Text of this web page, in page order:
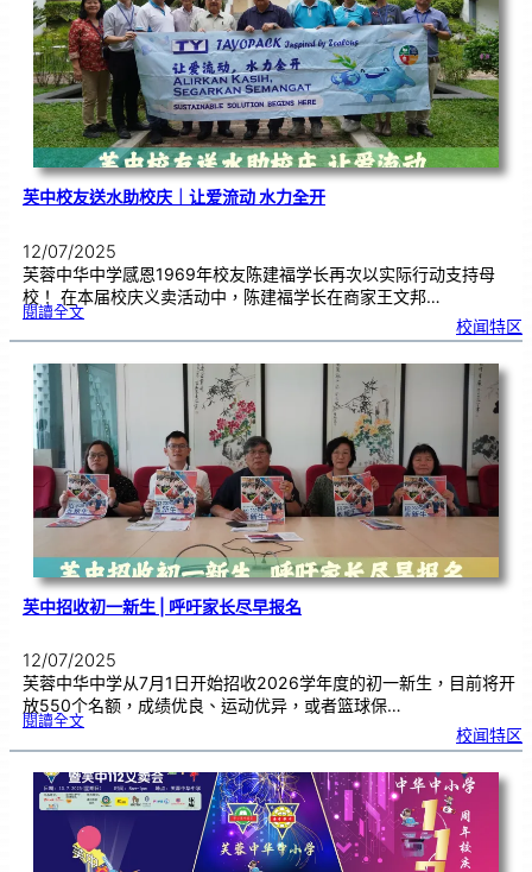
家
属
热
心
报
效
芙中校友送水助校庆｜让爱流动 水力全开
12/07/2025
芙蓉中华中学感恩1969年校友陈建福学长再次以实际行动支持母
校！ 在本届校庆义卖活动中，陈建福学长在商家王文邦…
閱讀全文:芙
友
水
助
校
庆
｜
让
爱
流
动水
力
全
开
校闻特区
芙中招收初一新生 | 呼吁家长尽早报名
12/07/2025
芙蓉中华中学从7月1日开始招收2026学年度的初一新生，目前将开
放550个名额，成绩优良、运动优异，或者篮球保…
閱讀全文:芙
收
一
新
生
|呼
吁
长
尽
早
报
名
校闻特区